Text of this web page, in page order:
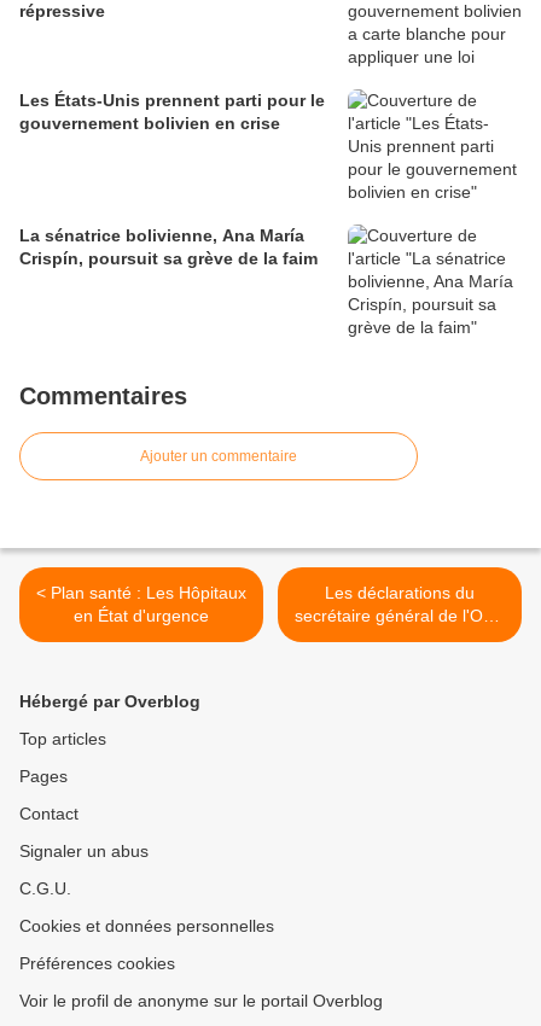
répressive
Les États-Unis prennent parti pour le
gouvernement bolivien en crise
La sénatrice bolivienne, Ana María
Crispín, poursuit sa grève de la faim
Commentaires
Ajouter un commentaire
< Plan santé : Les Hôpitaux
en État d'urgence
Les déclarations du
secrétaire général de l'OEA
sont rejetées au Venezuela
Hébergé par Overblog
Top articles
Pages
Contact
Signaler un abus
C.G.U.
Cookies et données personnelles
Préférences cookies
Voir le profil de anonyme sur le portail Overblog